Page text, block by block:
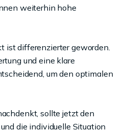
weiterhin hohe
ist differenzierter geworden.
und eine klare
um den optimalen
sollte jetzt den
die individuelle Situation